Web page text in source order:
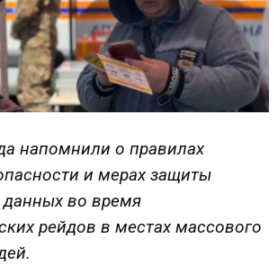
напомнили о правилах
и мерах защиты
во время
рейдов в местах массового